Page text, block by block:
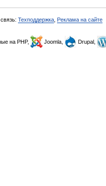
Техподдержка Реклама на сайте
на PHP, Joomla, Drupal,